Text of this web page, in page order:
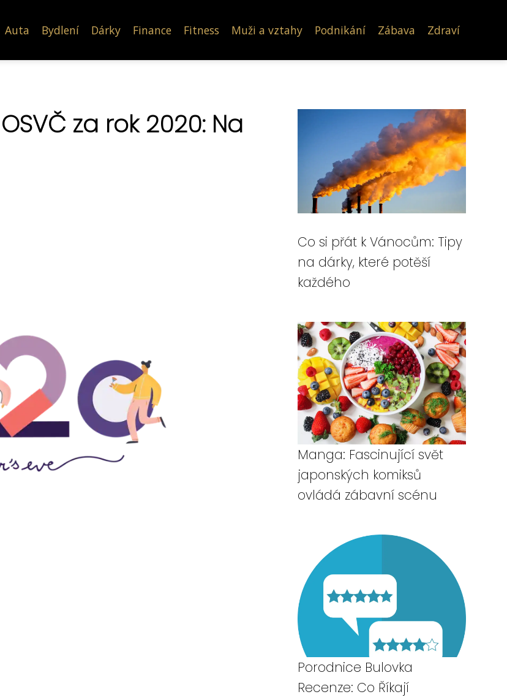
Auta Bydlení Dárky Finance Fitness Muži a vztahy Podnikání Zábava Zdraví
za rok 2020: Na
Co si přát k Vánocům: Tipy
na dárky, které potěší
každého
Manga: Fascinující svět
japonských komiksů
ovládá zábavní scénu
Porodnice Bulovka
Recenze: Co Říkají